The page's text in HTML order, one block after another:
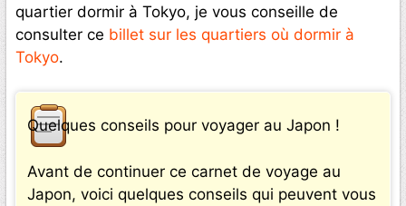
quartier dormir à Tokyo, je vous conseille de
consulter ce billet sur les quartiers où dormir à
Tokyo.
Quelques conseils pour voyager au Japon !
Avant de continuer ce carnet de voyage au
Japon, voici quelques conseils qui peuvent vous